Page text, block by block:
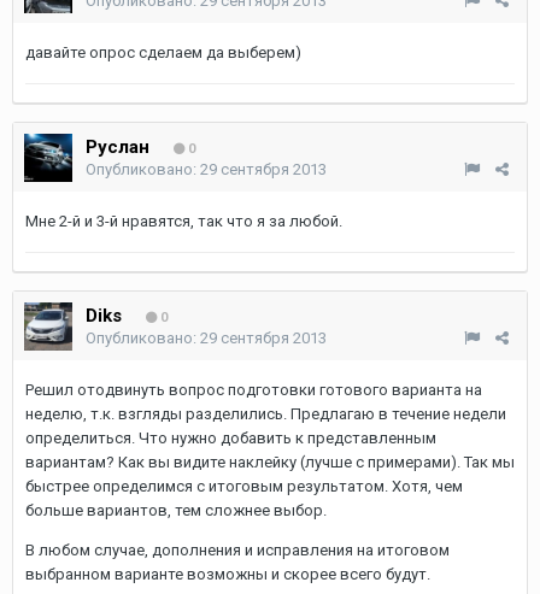
давайте опрос сделаем да выберем)
Руслан 0
Опубликовано: 29 сентября 2013
Мне 2-й и 3-й нравятся, так что я за любой.
Diks 0
Опубликовано: 29 сентября 2013
Решил отодвинуть вопрос подготовки готового варианта на
неделю, т.к. взгляды разделились. Предлагаю в течение недели
определиться. Что нужно добавить к представленным
вариантам? Как вы видите наклейку (лучше с примерами). Так мы
быстрее определимся с итоговым результатом. Хотя, чем
больше вариантов, тем сложнее выбор.
В любом случае, дополнения и исправления на итоговом
выбранном варианте возможны и скорее всего будут.